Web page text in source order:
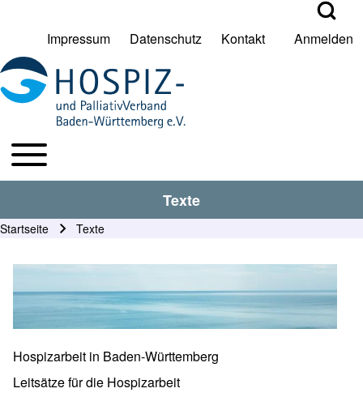
Suche Schließen
Suche
User account menu
Impressum Datenschutz Kontakt Anmelden
HPV BW Hauptmenu
Toggle main menu
Texte
Startseite Texte
Hospizarbeit in Baden-Württemberg
Leitsätze für die Hospizarbeit